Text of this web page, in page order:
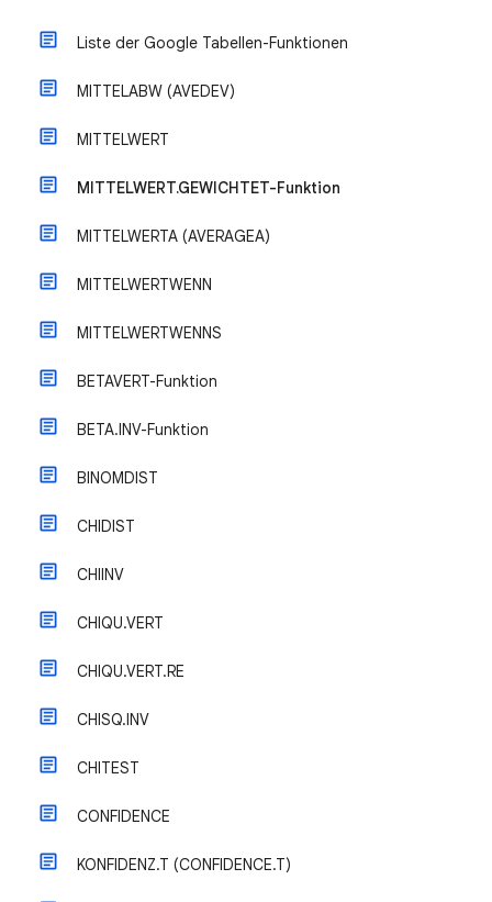
Liste der Google Tabellen-Funktionen
MITTELABW (AVEDEV)
MITTELWERT
MITTELWERT.GEWICHTET-Funktion
MITTELWERTA (AVERAGEA)
MITTELWERTWENN
MITTELWERTWENNS
BETAVERT-Funktion
BETA.INV-Funktion
BINOMDIST
CHIDIST
CHIINV
CHIQU.VERT
CHIQU.VERT.RE
CHISQ.INV
CHITEST
CONFIDENCE
KONFIDENZ.T (CONFIDENCE.T)